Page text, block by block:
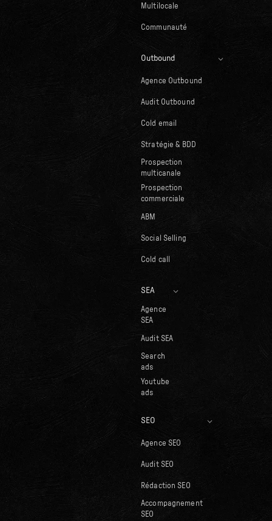
Multilocale
Communauté
Outbound
Agence Outbound
Audit Outbound
Cold email
Stratégie & BDD
Prospection
multicanale
Prospection
commerciale
ABM
Social Selling
Cold call
SEA
Agence
SEA
Audit SEA
Search
ads
Youtube
ads
SEO
Agence SEO
Audit SEO
Rédaction SEO
Accompagnement
SEO